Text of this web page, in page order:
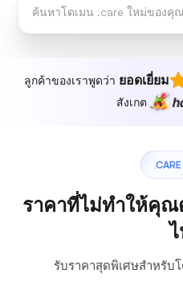
ลูกค้าของเราพูดว่า ยอดเยี่ยม
สังเกต
ราคาที่ไม่ทำให้คุณ
รับราคาสุดพิเศษสำหรับ